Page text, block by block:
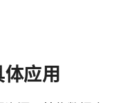
应用